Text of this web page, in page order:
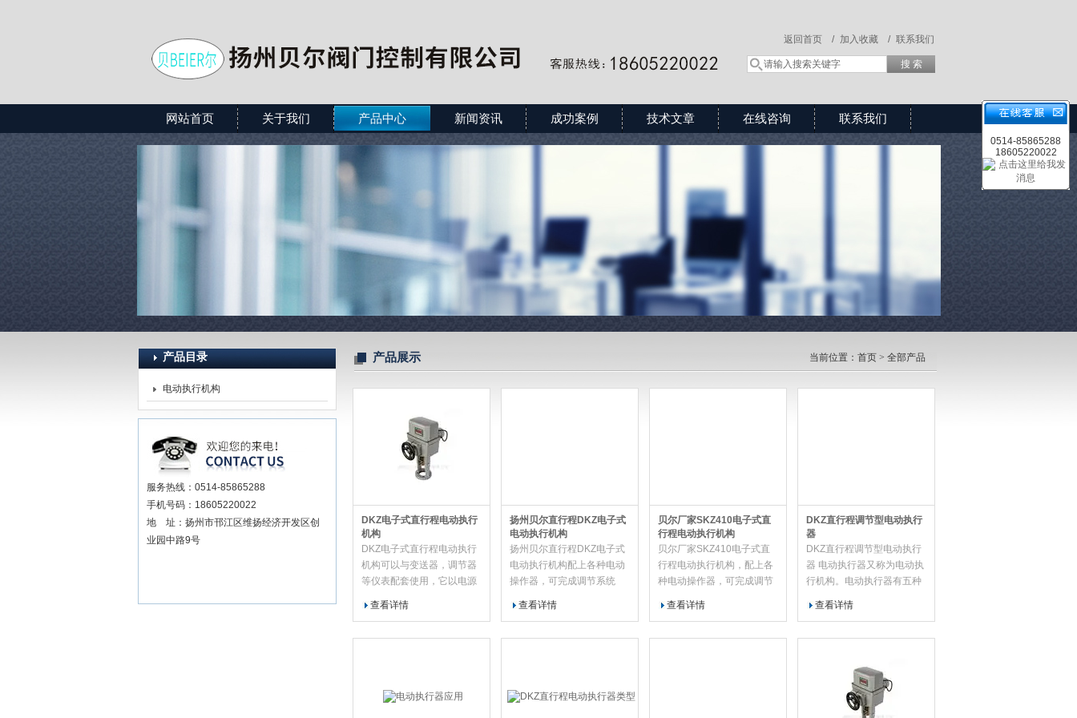
扬州贝尔阀门控制有限公司
联系我们
加入收藏 /
返回首页 /
网站首页 关于我们 产品中心 新闻资讯 成功案例 技术文章 在线咨询 联系我们
产品目录
电动执行机构
服务热线：0514-85865288
手机号码：18605220022
地 址：扬州市邗江区维扬经济开发区创
业园中路9号
产品展示 当前位置： 首页 > 全部产品
DKZ电子式直行程电动执行
机构
DKZ电子式直行程电动执行
机构可以与变送器，调节器
等仪表配套使用，它以电源
0-10mA DC信号，将此转换
现远方手动控制。该仪表可
查看详情
扬州贝尔直行程DKZ电子式
电动执行机构
扬州贝尔直行程DKZ电子式
电动执行机构配上各种电动
操作器，可完成调节系统
切换，及时对被调节对象的
查看详情
贝尔厂家SKZ410电子式直
行程电动执行机构
贝尔厂家SKZ410电子式直
行程电动执行机构，配上各
种电动操作器，可完成调节
扰动切换，及时对被调节对
查看详情
DKZ直行程调节型电动执行
器
DKZ直行程调节型电动执行
器 电动执行器又称为电动执
行机构。电动执行器有五种
角行程电动执行器、电动调
查看详情
0514-85865288
18605220022